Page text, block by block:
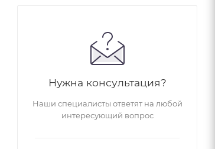
Нужна консультация?
Наши специалисты ответят на любой
интересующий вопрос